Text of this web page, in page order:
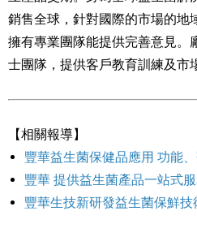
銷售全球，針對國際的市場的地
擁有專業團隊能提供完善意見。
士團隊，提供客戶教育訓練及市
【相關報導】
豐華益生菌保健品應用 功能
豐華 提供益生菌產品一站式
豐華生技新研發益生菌保鮮